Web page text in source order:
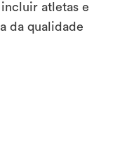
atletas e
da qualidade